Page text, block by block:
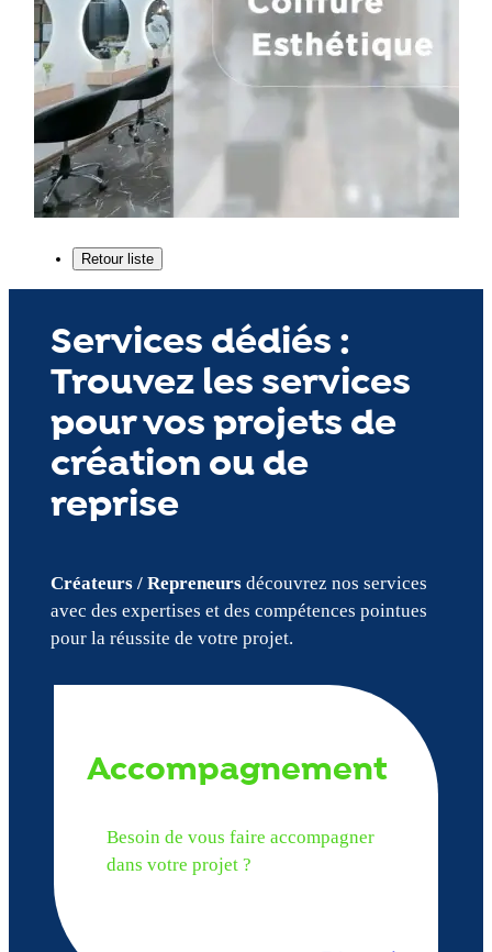
Services dédiés :
Trouvez les services
pour vos projets de
création ou de
reprise
Créateurs / Repreneursdécouvrez nos services
avec des expertises et des compétences pointues
pour la réussite de votre projet.
Accompagnement
Besoin de vous faire accompagner
dans votre projet ?